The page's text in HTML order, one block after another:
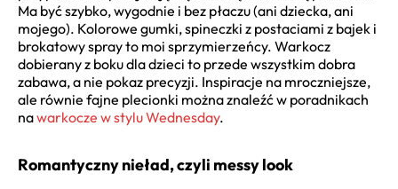
Ma być szybko, wygodnie i bez płaczu (ani dziecka, ani
mojego). Kolorowe gumki, spineczki z postaciami z bajek i
brokatowy spray to moi sprzymierzeńcy. Warkocz
dobierany z boku dla dzieci to przede wszystkim dobra
zabawa, a nie pokaz precyzji. Inspiracje na mroczniejsze,
ale równie fajne plecionki można znaleźć w poradnikach
nawarkocze w stylu Wednesday.
Romantyczny nieład, czyli messy look